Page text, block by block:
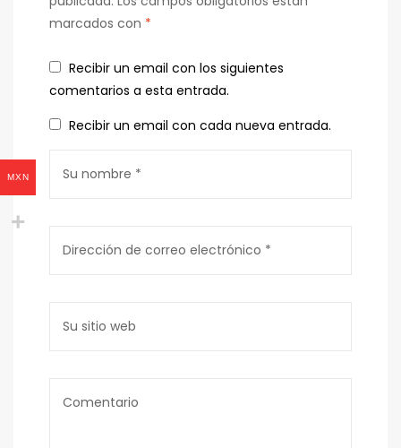
marcados con *
Recibir un email con los siguientes
comentarios a esta entrada.
Recibir un email con cada nueva entrada.
MXN